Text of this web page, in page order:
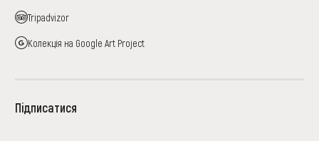
Tripadvizor
Колекція на Google Art Project
Підписатися